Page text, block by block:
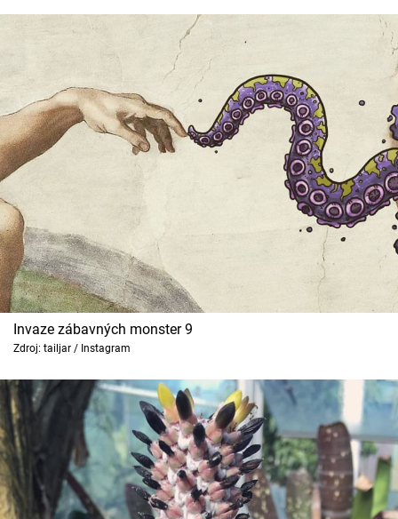
Invaze zábavných monster 9
Zdroj: tailjar / Instagram